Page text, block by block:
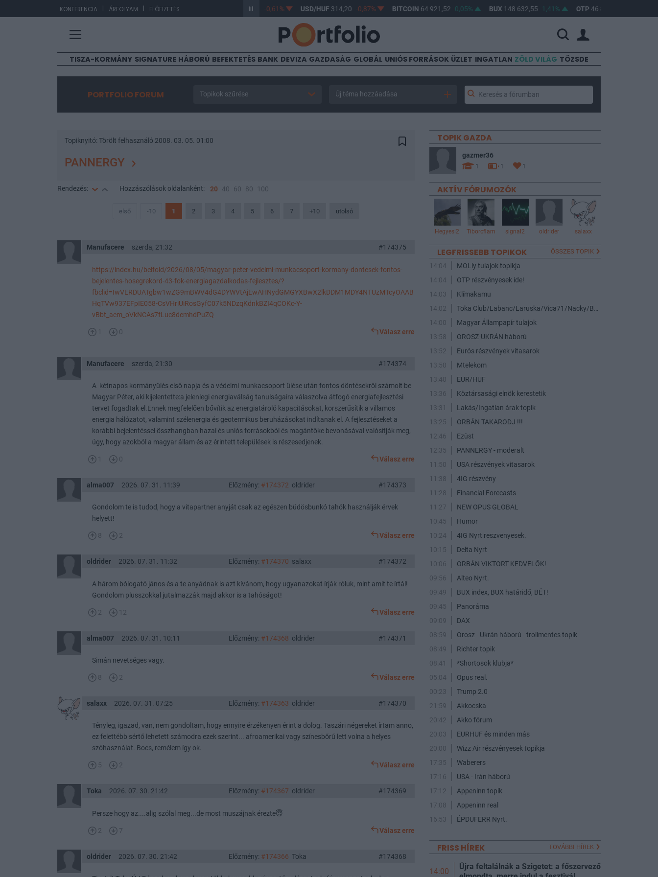
KONFERENCIA | ÁRFOLYAM | ELŐFIZETÉS -0,61% USD/HUF314,20 -0,87% BITCOIN64 921,52 0,05% BUX 148 632,55 1,41% OTP 46 890
TISZA-KORMÁNY SIGNATURE HÁBORÚ BEFEKTETÉS BANK DEVIZA GAZDASÁG GLOBÁL UNIÓS FORRÁSOK ÜZLET INGATLAN ZÖLD VILÁG TŐZSDE
PORTFOLIO FORUM Topikok szűrése Új téma hozzáadása
Topiknyitó: Törölt felhasználó 2008. 03. 05. 01:00
PANNERGY
Rendezés: Hozzászólások oldalanként: 20 40 60 80 100
első -10 1 2 3 4 5 6 7 +10 utolsó
Manufacere szerda, 21:32 #174375
https://index.hu/belfold/2026/08/05/magyar-peter-vedelmi-munkacsoport-kormany-dontesek-fontos-
bejelentes-hosegrekord-43-fok-energiagazdalkodas-fejlesztes/?
fbclid=IwVERDUATgbw1wZG9mBWV4dG4DYWVtAjEwAHNydGMGYXBwX2lkDDM1MDY4NTUzMTcyOAAB
HqTVw937EFpIE058-CsVHriUiRosGyfC07k5NDzqKdnkBZI4qCOKc-Y-
vBbt_aem_oVkNCAs7fLuc8demhdPuZQ
1 0 Válasz erre
Manufacere szerda, 21:30 #174374
A kétnapos kormányülés első napja és a védelmi munkacsoport ülése után fontos döntésekről számolt be
Magyar Péter, aki kijelentette:a jelenlegi energiaválság tanulságaira válaszolva átfogó energiafejlesztési
tervet fogadtak el.Ennek megfelelően bővítik az energiatároló kapacitásokat, korszerűsítik a villamos
energia hálózatot, valamint szélenergia és geotermikus beruházásokat indítanak el. A fejlesztéseket a
korábbi bejelentéssel összhangban hazai és uniós forrásokból és magántőke bevonásával valósítják meg,
úgy, hogy azokból a magyar állam és az érintett települések is részesedjenek.
1 0 Válasz erre
alma007 2026. 07. 31. 11:39 Előzmény: #174372 oldrider #174373
Gondolom te is tudod, hogy a vitapartner anyját csak az egészen büdösbunkó tahók használják érvek
helyett!
8 2 Válasz erre
oldrider 2026. 07. 31. 11:32 Előzmény: #174370 salaxx #174372
A három bólogató jános és a te anyádnak is azt kívánom, hogy ugyanazokat írják róluk, mint amit te írtál!
Gondolom plusszokkal jutalmazzák majd akkor is a tahóságot!
2 12 Válasz erre
alma007 2026. 07. 31. 10:11 Előzmény: #174368 oldrider #174371
Simán nevetséges vagy.
8 2 Válasz erre
salaxx 2026. 07. 31. 07:25 Előzmény: #174363 oldrider #174370
Tényleg, igazad, van, nem gondoltam, hogy ennyire érzékenyen érint a dolog. Taszári négereket írtam anno,
ez felettébb sértő lehetett számodra ezek szerint... afroamerikai vagy színesbőrű lett volna a helyes
szóhasználat. Bocs, remélem így ok.
5 2 Válasz erre
Toka 2026. 07. 30. 21:42 Előzmény: #174367 oldrider #174369
Persze hogy az....alig szólal meg...de most muszájnak érezte😇
2 7 Válasz erre
oldrider 2026. 07. 30. 21:42 Előzmény: #174366 Toka #174368
TOPIK GAZDA
gazmer36
1 1 1
AKTÍV FÓRUMOZÓK
Hegyesi2 Tiborcfiam signal2 oldrider salaxx
LEGFRISSEBB TOPIKOK ÖSSZES TOPIK
14:04
MOLly tulajok topikja
14:04
OTP részvényesek ide!
14:03
Klímakamu
14:02
14:00
Magyar Állampapír tulajok
13:58
OROSZ-UKRÁN háború
13:52
Eurós részvények vitasarok
13:50
Mtelekom
13:40
EUR/HUF
13:36
Köztársasági elnök kerestetik
13:31
Lakás/Ingatlan árak topik
13:25
ORBÁN TAKARODJ !!!
12:46
Ezüst
12:35
PANNERGY - moderalt
11:50
USA részvények vitasarok
11:38
4IG részvény
11:28
Financial Forecasts
11:27
NEW OPUS GLOBAL
10:45
Humor
10:24
4IG Nyrt reszvenyesek.
10:15
Delta Nyrt
10:06
ORBÁN VIKTORT KEDVELŐK!
09:56
Alteo Nyrt.
09:49
BUX index, BUX határidő, BÉT!
09:45
Panoráma
09:09
DAX
08:59
Orosz - Ukrán háború - trollmentes topik
08:49
Richter topik
08:41
*Shortosok klubja*
05:04
Opus real.
00:23
Trump 2.0
21:59
Akkocska
20:42
Akko fórum
20:03
EURHUF és minden más
20:00
Wizz Air részvényesek topikja
17:35
Waberers
17:16
USA - Irán háború
17:12
Appeninn topik
17:08
Appeninn real
16:53
ÉPDUFERR Nyrt.
FRISS HÍREK TOVÁBBI HÍREK
14:00
Újra feltalálnák a Szigetet: a főszervező